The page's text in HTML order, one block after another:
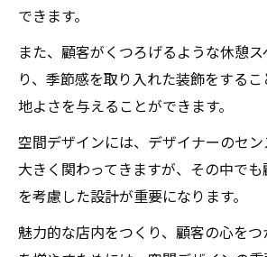
できます。
また、顧客がくつろげるような休憩
り、季節感を取り入れた装飾をする
地よさを与えることができます。
空間デザインには、デザイナーのセ
大きく関わってきますが、その中で
を考慮した設計が重要になります。
魅力的な店内をつくり、顧客の心を